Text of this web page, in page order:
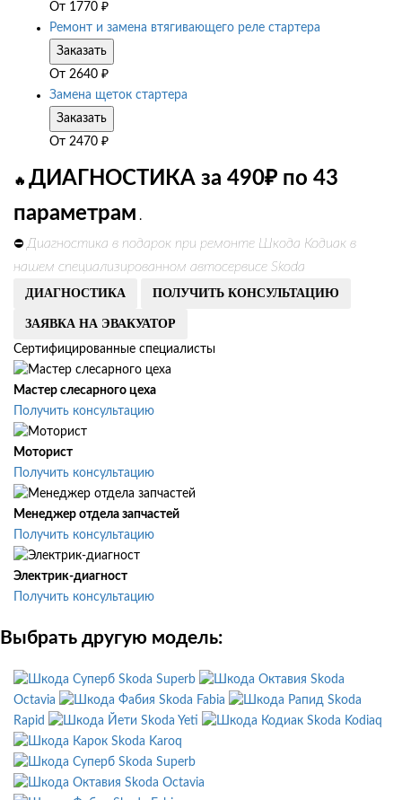
От 1770 ₽
Ремонт и замена втягивающего реле стартера
Заказать
От 2640 ₽
Замена щеток стартера
Заказать
От 2470 ₽
🔥 ДИАГНОСТИКА за 490₽ по 43
параметрам .
⛔ Диагностика в подарок при ремонте Шкода Кодиак в
нашем специализированном автосервисе Skoda
ДИАГНОСТИКА ПОЛУЧИТЬ КОНСУЛЬТАЦИЮ
ЗАЯВКА НА ЭВАКУАТОР
Сертифицированные специалисты
Мастер слесарного цеха
Получить консультацию
Моторист
Получить консультацию
Менеджер отдела запчастей
Получить консультацию
Электрик-диагност
Получить консультацию
Выбрать другую модель:
Skoda Superb
Skoda
Octavia
Skoda Fabia
Skoda
Rapid
Skoda Yeti
Skoda Kodiaq
Skoda Karoq
Skoda Superb
Skoda Octavia